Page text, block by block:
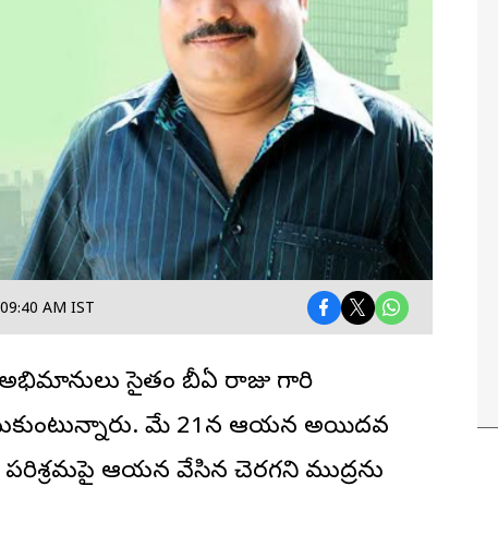
AM IST
అభిమానులు సైతం బీఏ రాజు గారి
మే 21న ఆయన అయిదవ
పరిశ్రమపై ఆయన వేసిన చెరగని ముద్రను